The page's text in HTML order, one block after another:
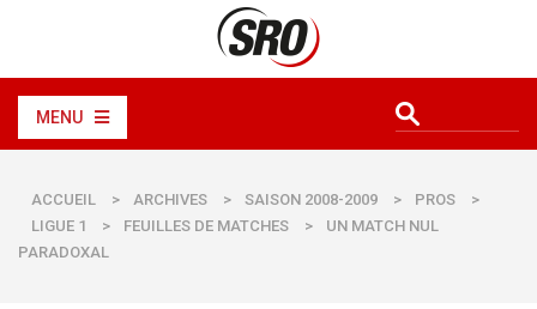
MENU
ACCUEIL > ARCHIVES > SAISON 2008-2009 > PROS
>
LIGUE 1
> FEUILLES DE MATCHES >
UN MATCH NUL
PARADOXAL